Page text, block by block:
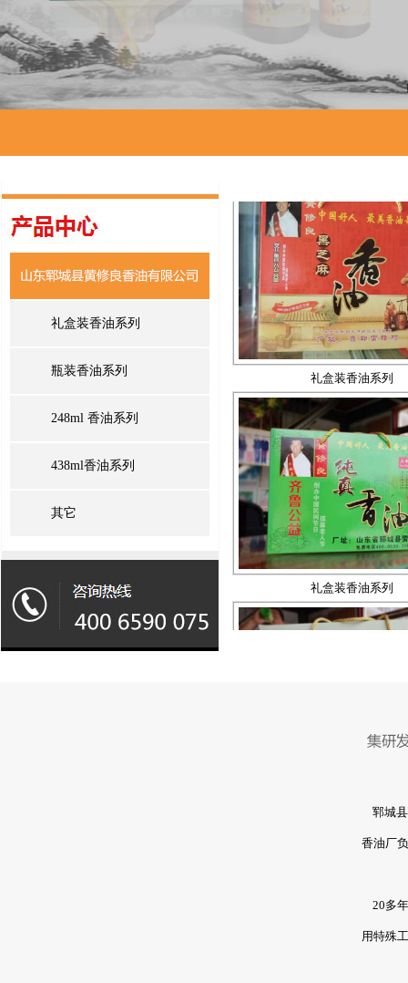
礼盒装香油系列
瓶装香油系列
248ml 香油系列
438ml香油系列
其它
礼盒装香油系列
礼盒装香油系列
郓城县
香油厂
20多
用特殊